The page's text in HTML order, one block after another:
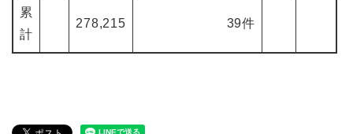
累
計
278,215 39件